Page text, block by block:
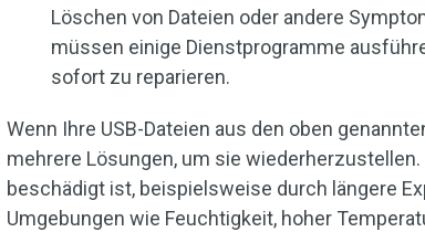
Löschen von Dateien oder andere
müssen einige Dienstprogramme
sofort zu reparieren.
Wenn Ihre USB-Dateien aus den oben
mehrere Lösungen, um sie
beschädigt ist, beispielsweise durch längere
Umgebungen wie Feuchtigkeit, hoher